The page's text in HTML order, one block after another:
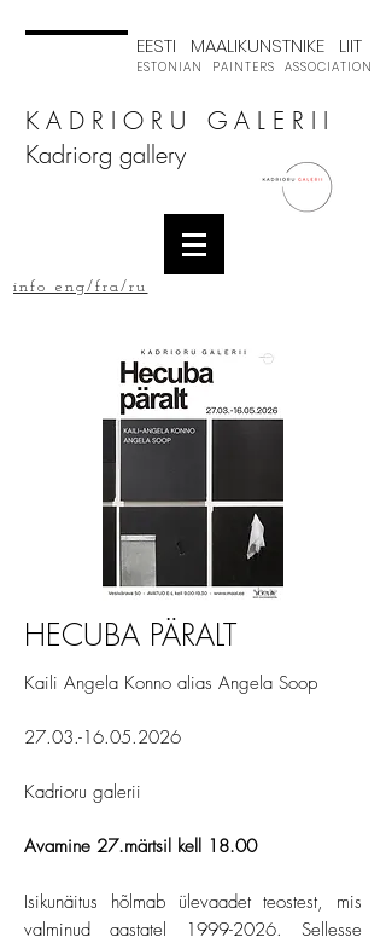
EESTI MAALIKUNSTNIKE LIIT
ESTONIAN PAINTERS ASSOCIATION
K A D R I O R U G A L E R I I
Kadriorg gallery
info eng/fra/ru
HECUBA PÄRALT
Kaili Angela Konno alias Angela Soop
27.03.-16.05.2026
Kadrioru galerii
Avamine 27.märtsil kell 18.00
Isikunäitus hõlmab ülevaadet teostest, mis
valminud aastatel
1999-2026. Sellesse